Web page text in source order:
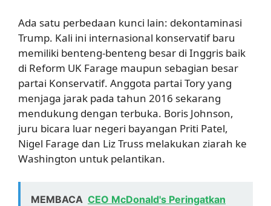
Ada satu perbedaan kunci lain: dekontaminasi
Trump. Kali ini internasional konservatif baru
memiliki benteng-benteng besar di Inggris baik
di Reform UK Farage maupun sebagian besar
partai Konservatif. Anggota partai Tory yang
menjaga jarak pada tahun 2016 sekarang
mendukung dengan terbuka. Boris Johnson,
juru bicara luar negeri bayangan Priti Patel,
Nigel Farage dan Liz Truss melakukan ziarah ke
Washington untuk pelantikan.
MEMBACA CEO McDonald's Peringatkan